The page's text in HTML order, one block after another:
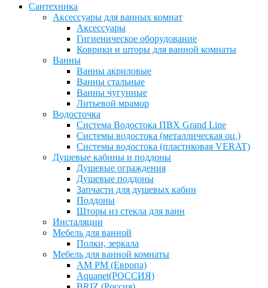
Сантехника
Аксессуары для ванных комнат
Аксессуары
Гигиеническое оборудование
Коврики и шторы для ванной комнаты
Ванны
Ванны акриловые
Ванны стальные
Ванны чугунные
Литьевой мрамор
Водосточка
Система Водостока ПВХ Grand Line
Системы водостока (металлическая оц.)
Системы водостока (пластиковая VERAT)
Душевые кабины и поддоны
Душевые ограждения
Душевые поддоны
Запчасти для душевых кабин
Поддоны
Шторы из стекла для ванн
Инсталяции
Мебель для ванной
Полки, зеркала
Мебель для ванной комнаты
AM PM (Европа)
Aquanet(РОССИЯ)